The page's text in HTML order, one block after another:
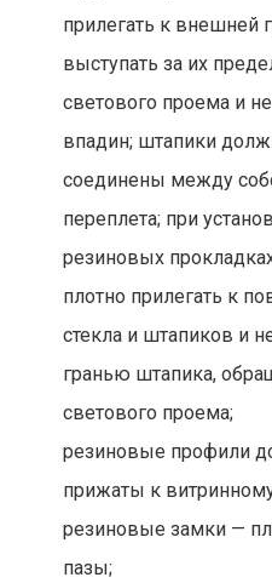
прилегать к внешней
выступать за их
светового проема и
впадин; штапики
соединены между
переплета; при
резиновых
плотно прилегать к
стекла и штапиков и
гранью штапика,
светового проема;
резиновые профили
прижаты к
резиновые замки —
пазы;